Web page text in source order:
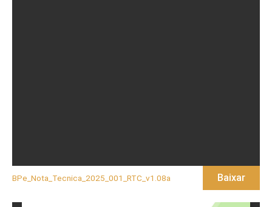
BPe_Nota_Tecnica_2025_001_RTC_v1.08a Baixar